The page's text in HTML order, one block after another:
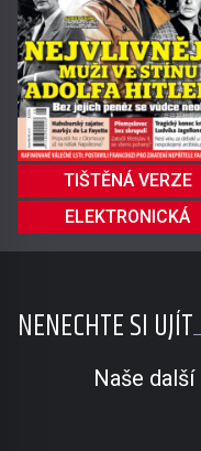
TIŠTĚNÁ VERZE
ELEKTRONICKÁ
NENECHTE SI UJÍT
Naše